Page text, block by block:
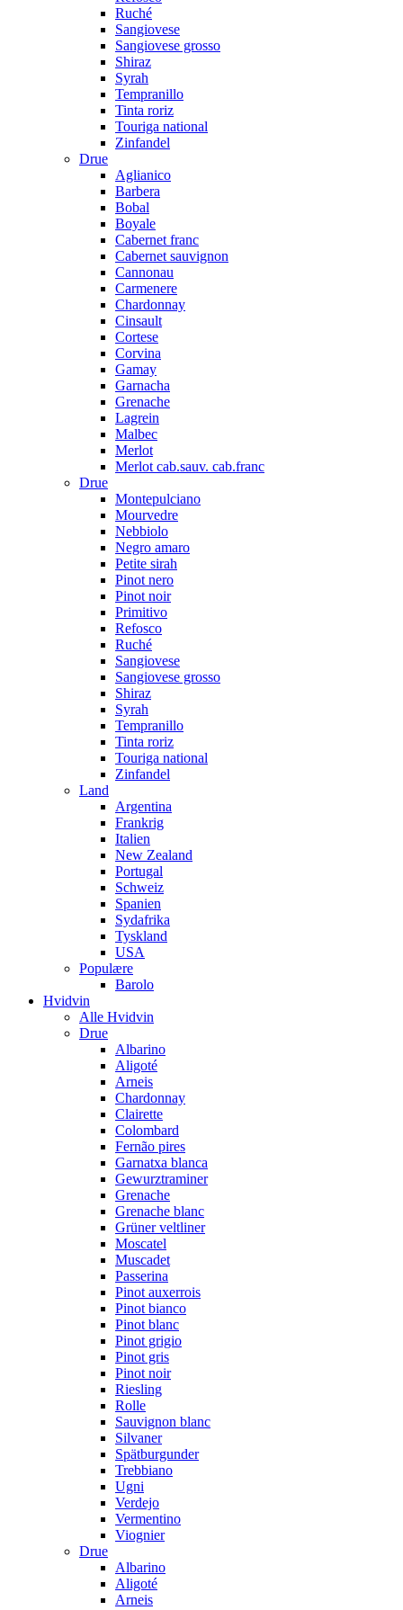
Ruché
Sangiovese
Sangiovese grosso
Shiraz
Syrah
Tempranillo
Tinta roriz
Touriga national
Zinfandel
Drue
Aglianico
Barbera
Bobal
Boyale
Cabernet franc
Cabernet sauvignon
Cannonau
Carmenere
Chardonnay
Cinsault
Cortese
Corvina
Gamay
Garnacha
Grenache
Lagrein
Malbec
Merlot
Merlot cab.sauv. cab.franc
Drue
Montepulciano
Mourvedre
Nebbiolo
Negro amaro
Petite sirah
Pinot nero
Pinot noir
Primitivo
Refosco
Ruché
Sangiovese
Sangiovese grosso
Shiraz
Syrah
Tempranillo
Tinta roriz
Touriga national
Zinfandel
Land
Argentina
Frankrig
Italien
New Zealand
Portugal
Schweiz
Spanien
Sydafrika
Tyskland
USA
Populære
Barolo
Hvidvin
Alle Hvidvin
Drue
Albarino
Aligoté
Arneis
Chardonnay
Clairette
Colombard
Fernão pires
Garnatxa blanca
Gewurztraminer
Grenache
Grenache blanc
Grüner veltliner
Moscatel
Muscadet
Passerina
Pinot auxerrois
Pinot bianco
Pinot blanc
Pinot grigio
Pinot gris
Pinot noir
Riesling
Rolle
Sauvignon blanc
Silvaner
Spätburgunder
Trebbiano
Ugni
Verdejo
Vermentino
Viognier
Drue
Albarino
Aligoté
Arneis